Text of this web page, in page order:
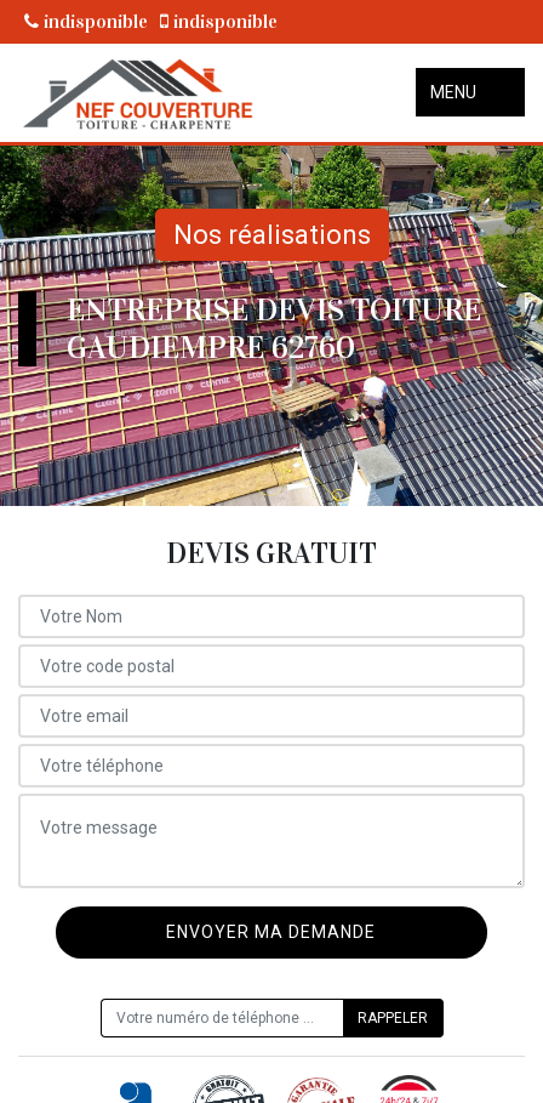
indisponible indisponible
MENU
Nos réalisations
ENTREPRISE DEVIS TOITURE
GAUDIEMPRE 62760
DEVIS GRATUIT